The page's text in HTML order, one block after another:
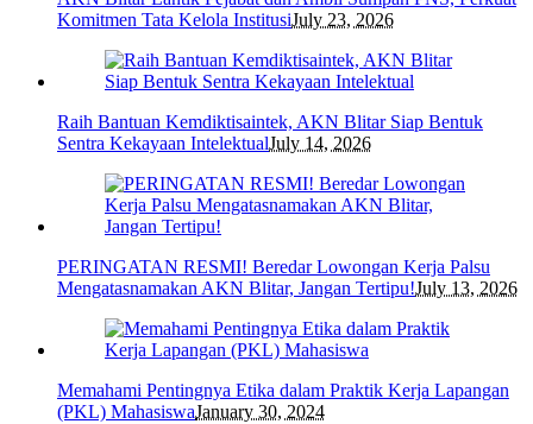
Komitmen Tata Kelola InstitusiJuly 23, 2026
Raih Bantuan Kemdiktisaintek, AKN Blitar Siap Bentuk
Sentra Kekayaan IntelektualJuly 14, 2026
PERINGATAN RESMI! Beredar Lowongan Kerja Palsu
Mengatasnamakan AKN Blitar, Jangan Tertipu!July 13, 2026
Memahami Pentingnya Etika dalam Praktik Kerja Lapangan
(PKL) MahasiswaJanuary 30, 2024